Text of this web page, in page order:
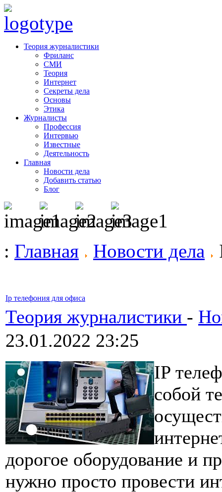
Теория журналистики
Фриланс
СМИ
Теория
Интернет
Секреты дела
Основы
Этика
Журналисты
Профессия
Интервью
Известные
Деятельность
Главная
Новости дела
Добавить статью
Блог
: Главная Новости дела
Ip телефония для офиса
Теория журналистики -
23.01.2022 23:25
IP
собой
дорогое оборудование и
нужно просто провести